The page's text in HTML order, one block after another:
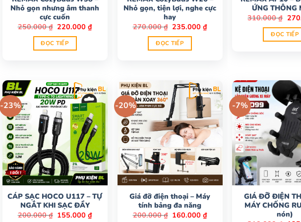
Nhỏ gọn nhưng âm thanh
cực cuốn
250.000₫ Giá
là:
250.000 ₫.
220.000 ₫Giá
hiện
ĐỌC TIẾP
Nhỏ gọn, tiện lợi, nghe cực
hay
270.000₫ Giá
là:
270.000 ₫.
235.000 ₫Giá
hiện
ĐỌC TIẾP
ỨNG THÔNG
310.000₫ Giá
là:
ĐỌC TIẾP
-23%
CÁP SẠC HOCO U117 – TỰ
NGẮT KHI SẠC ĐẦY
200.000₫ Giá
155.000 ₫Giá
-20%
Giá đỡ điện thoại – Máy
tính bảng đa năng
200.000₫ Giá
160.000 ₫Giá
-7%
GIÁ ĐỠ ĐIỆN
MÁY CHỐNG
nón)